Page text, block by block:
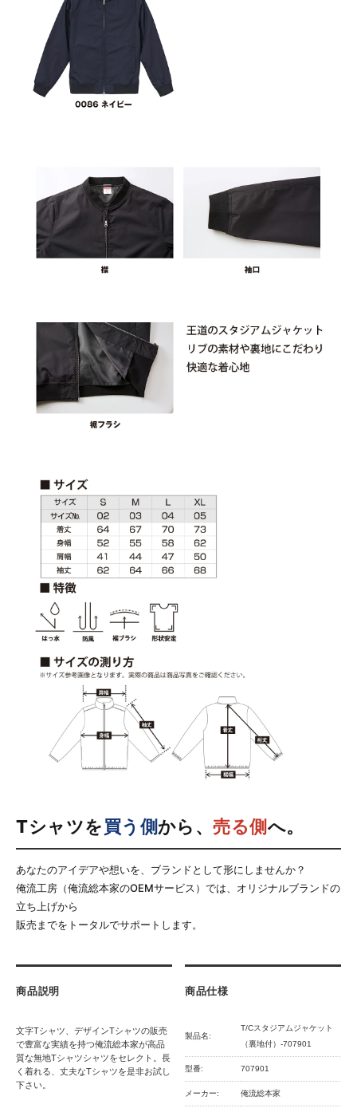
Tシャツを買う側から、売る側へ。
あなたのアイデアや想いを、ブランドとして形にしませんか？
俺流工房（俺流総本家のOEMサービス）では、オリジナルブランドの
立ち上げから
販売までをトータルでサポートします。
商品説明
文字Tシャツ、デザインTシャツの販売
で豊富な実績を持つ俺流総本家が高品
質な無地Tシャツシャツをセレクト。長
く着れる、丈夫なTシャツを是非お試し
下さい。
商品仕様
製品名:
T/Cスタジアムジャケット
（裏地付）-707901
型番: 707901
メーカー: 俺流総本家